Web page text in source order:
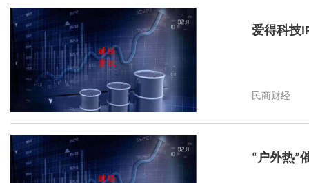
爱得科技
民商财经
“户外热”